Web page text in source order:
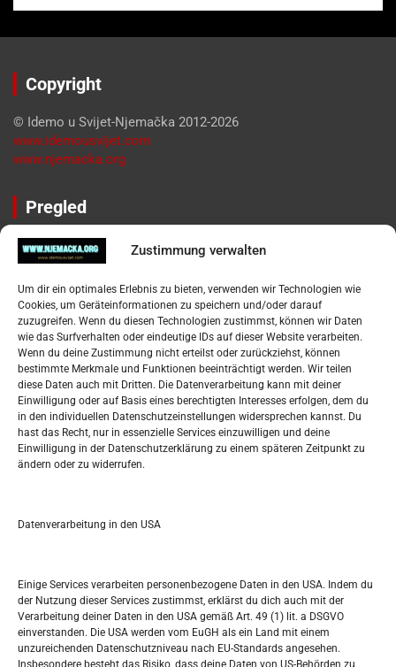
Zustimmung verwalten
Um dir ein optimales Erlebnis zu bieten, verwenden wir Technologien wie
Cookies, um Geräteinformationen zu speichern und/oder darauf
zuzugreifen. Wenn du diesen Technologien zustimmst, können wir Daten
wie das Surfverhalten oder eindeutige IDs auf dieser Website verarbeiten.
Wenn du deine Zustimmung nicht erteilst oder zurückziehst, können
bestimmte Merkmale und Funktionen beeinträchtigt werden. Wir teilen
diese Daten auch mit Dritten. Die Datenverarbeitung kann mit deiner
Einwilligung oder auf Basis eines berechtigten Interesses erfolgen, dem du
in den individuellen Datenschutzeinstellungen widersprechen kannst. Du
hast das Recht, nur in essenzielle Services einzuwilligen und deine
Einwilligung in der Datenschutzerklärung zu einem späteren Zeitpunkt zu
ändern oder zu widerrufen.
Datenverarbeitung in den USA
Einige Services verarbeiten personenbezogene Daten in den USA. Indem du
der Nutzung dieser Services zustimmst, erklärst du dich auch mit der
Verarbeitung deiner Daten in den USA gemäß Art. 49 (1) lit. a DSGVO
einverstanden. Die USA werden vom EuGH als ein Land mit einem
unzureichenden Datenschutzniveau nach EU-Standards angesehen.
Insbesondere besteht das Risiko, dass deine Daten von US-Behörden zu
Copyright
© Idemo u Svijet-Njemačka 2012-2026
www.idemousvijet.com
www.njemacka.org
Pregled
Impressum
Datenschutzerklärung
Widerufsbelehrung
Oglašavanje / Postavite svoj oglas
Tko je “Idemo u Svijet – Njemačka?
Pretražite stranicu:
S
e
a
h
M D M D F S S
1
3 4 5 6 7 8